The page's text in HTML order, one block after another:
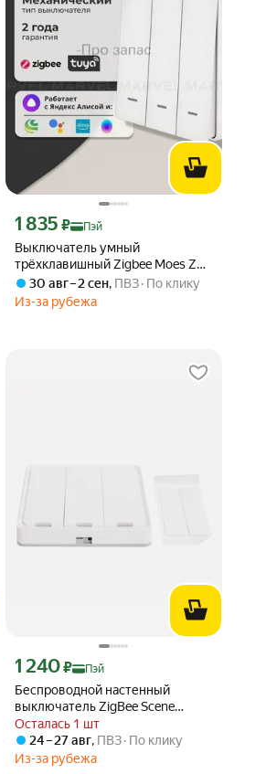
Выключатель умный
трёхклавишный Zigbee Moes ZS-
B-EU3-WH-MS, встраиваемый,
белый
Цена с картой Яндекс Пэй 1835 ₽ вместо
1 835 ₽ Пэй
30 авг – 2 сен, ПВЗ По клику
Из-за рубежа
Беспроводной настенный
выключатель ZigBee Scene
Switch с 3 кнопками и Bluetooth
для дома и спальни.
Осталась 1 шт
Цена с картой Яндекс Пэй 1240 ₽ вместо
1 240₽ Пэй
24 – 27 авг, ПВЗ По клику
Из-за рубежа